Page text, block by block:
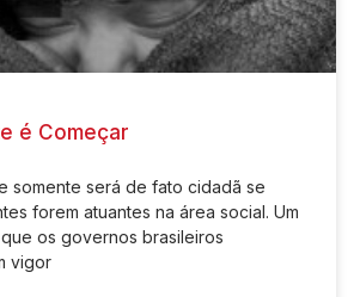
é Começar
somente será de fato cidadã se
forem atuantes na área social. Um
os governos brasileiros
vigor